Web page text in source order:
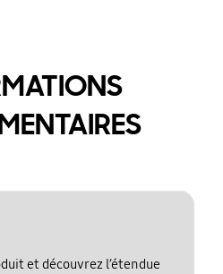
et découvrez l’étendue